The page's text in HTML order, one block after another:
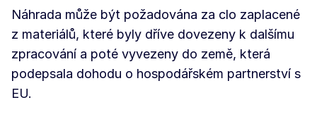
Náhrada může být požadována za clo zaplacené
z materiálů, které byly dříve dovezeny k dalšímu
zpracování a poté vyvezeny do země, která
podepsala dohodu o hospodářském partnerství s
EU.